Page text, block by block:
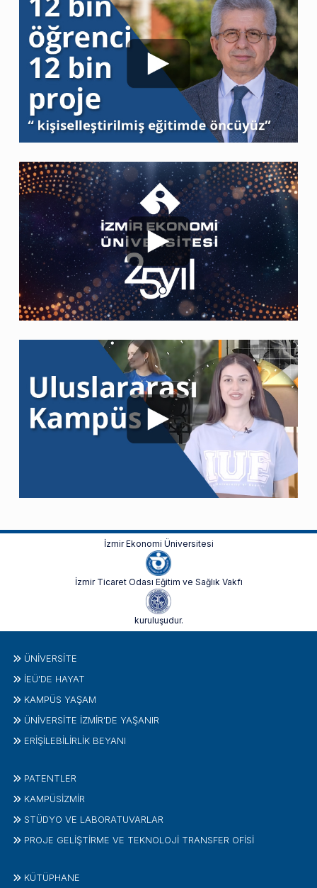
İzmir Ekonomi Üniversitesi
İzmir Ticaret Odası Eğitim ve Sağlık Vakfı
kuruluşudur.
ÜNIVERSITE
İEÜ'DE HAYAT
KAMPÜS YAŞAM
ÜNİVERSİTE İZMİR'DE YAŞANIR
ERİŞİLEBİLİRLİK BEYANI
PATENTLER
KAMPÜSİZMIR
STÜDYO VE LABORATUVARLAR
PROJE GELIŞTIRME VE TEKNOLOJI TRANSFER OFISI
KÜTÜPHANE